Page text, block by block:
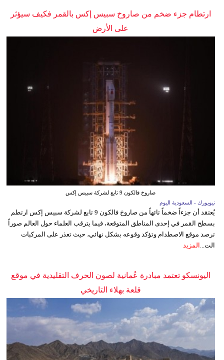
ارتطام جزء ضخم من صاروخ سبيس إكس بالقمر فكيف سيؤثر
على الأرض
صاروخ فالكون 9 تابع لشركة سبيس إكس
نيويورك - السعودية اليوم
يُعتقد أن جزءاً ضخماً تائهاً من صاروخ فالكون 9 تابع لشركة سبيس إكس ارتطم
بسطح القمر في إحدى المناطق المتوقعة، فيما يترقب العلماء حول العالم صوراً
ترصد موقع الاصطدام وتؤكد وقوعه بشكل نهائي، حيث تعذر على المركبات
الت...
المزيد
اليونسكو تعتمد مبادرة عُمانية لصون الحرف التقليدية في موقع
قلعة بهلاء التاريخي